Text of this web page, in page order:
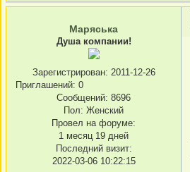
Маряська
Душа компании!
Зарегистрирован: 2011-12-26
Приглашений: 0
Сообщений: 8696
Пол: Женский
Провел на форуме:
1 месяц 19 дней
Последний визит:
2022-03-06 10:22:15